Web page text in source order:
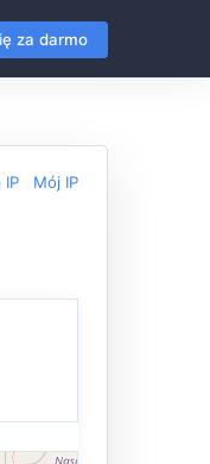
za darmo
IP Mój IP